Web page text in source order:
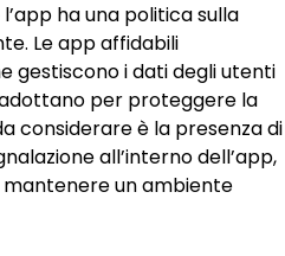
ha una politica sulla
Le app affidabili
gestiscono i dati degli utenti
per proteggere la
considerare è la presenza di
all’interno dell’app,
un ambiente